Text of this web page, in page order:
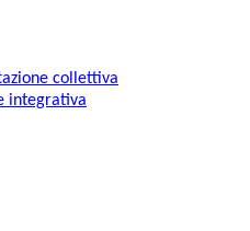
collettiva
integrativa